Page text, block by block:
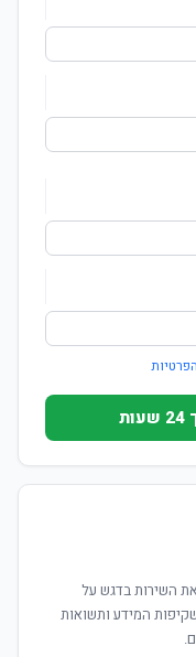
השירות בדגש על
המידע ותשואות